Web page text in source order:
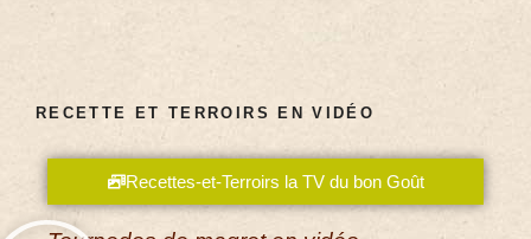
RECETTE ET TERROIRS EN VIDÉO
Recettes-et-Terroirs la TV du bon Goût